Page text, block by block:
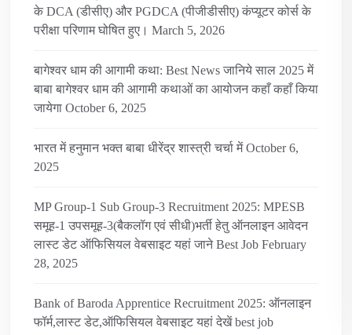
के DCA (डीसीए) और PGDCA (पीजीडीसीए) कंप्यूटर कोर्स के
परीक्षा परिणाम घोषित हुए। March 5, 2026
बागेश्वर धाम की आगामी कथा: Best News जानिये साल 2025 में
बाबा बागेश्वर धाम की आगामी कथाओं का आयोजन कहाँ कहाँ किया
जायेगा October 6, 2025
भारत में हनुमान भक्त बाबा धीरेंद्र शास्त्री चर्चा में October 6,
2025
MP Group-1 Sub Group-3 Recruitment 2025: MPESB
समूह-1 उपसमूह-3(बैकलॉग एवं सीधी)भर्ती हेतु ऑनलाइन आवेदन
लास्ट डेट ऑफिसियल वेबसाइट यहां जाने Best Job February
28, 2025
Bank of Baroda Apprentice Recruitment 2025: ऑनलाइन
फॉर्म,लास्ट डेट,ऑफिसियल वेबसाइट यहां देखें best job